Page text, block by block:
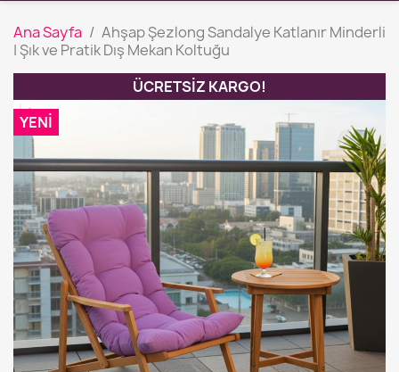
Ana Sayfa
Ahşap Şezlong Sandalye Katlanır Minderli
| Şık ve Pratik Dış Mekan Koltuğu
ÜCRETSIZ KARGO!
YENI